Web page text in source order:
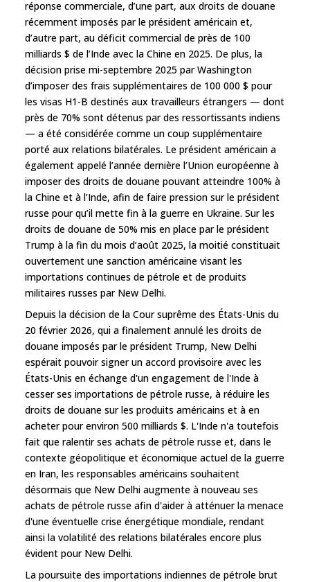
réponse commerciale, d’une part, aux droits de douane
récemment imposés par le président américain et,
d’autre part, au déficit commercial de près de 100
milliards $ de l’Inde avec la Chine en 2025. De plus, la
décision prise mi-septembre 2025 par Washington
d’imposer des frais supplémentaires de 100 000 $ pour
les visas H1-B destinés aux travailleurs étrangers — dont
près de 70% sont détenus par des ressortissants indiens
— a été considérée comme un coup supplémentaire
porté aux relations bilatérales. Le président américain a
également appelé l’année dernière l’Union européenne à
imposer des droits de douane pouvant atteindre 100% à
la Chine et à l’Inde, afin de faire pression sur le président
russe pour qu’il mette fin à la guerre en Ukraine. Sur les
droits de douane de 50% mis en place par le président
Trump à la fin du mois d’août 2025, la moitié constituait
ouvertement une sanction américaine visant les
importations continues de pétrole et de produits
militaires russes par New Delhi.
Depuis la décision de la Cour suprême des États-Unis du
20 février 2026, qui a finalement annulé les droits de
douane imposés par le président Trump, New Delhi
espérait pouvoir signer un accord provisoire avec les
États-Unis en échange d'un engagement de l'Inde à
cesser ses importations de pétrole russe, à réduire les
droits de douane sur les produits américains et à en
acheter pour environ 500 milliards $. L'Inde n'a toutefois
fait que ralentir ses achats de pétrole russe et, dans le
contexte géopolitique et économique actuel de la guerre
en Iran, les responsables américains souhaitent
désormais que New Delhi augmente à nouveau ses
achats de pétrole russe afin d'aider à atténuer la menace
d'une éventuelle crise énergétique mondiale, rendant
ainsi la volatilité des relations bilatérales encore plus
évident pour New Delhi.
La poursuite des importations indiennes de pétrole brut